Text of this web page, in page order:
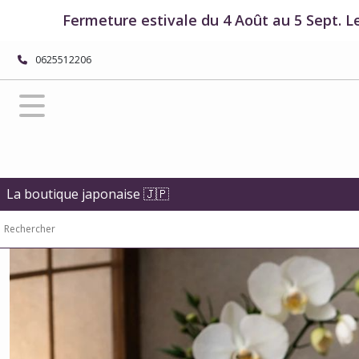
Fermeture estivale du 4 Août au 5 Sept.
0625512206
La boutique japonaise 🇯🇵
FILTRES
Tous
la
table
(513)